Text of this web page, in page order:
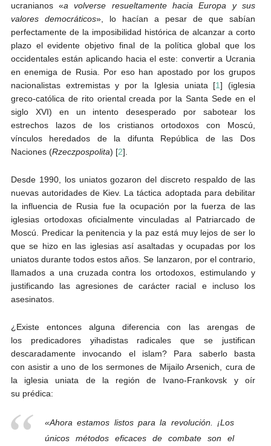
ucranianos «a volverse resueltamente hacia Europa y sus
valores democráticos», lo hacían a pesar de que sabían
perfectamente de la imposibilidad histórica de alcanzar a corto
plazo el evidente objetivo final de la política global que los
occidentales están aplicando hacia el este: convertir a Ucrania
en enemiga de Rusia. Por eso han apostado por los grupos
nacionalistas extremistas y por la Iglesia uniata [1] (iglesia
greco-católica de rito oriental creada por la Santa Sede en el
siglo XVI) en un intento desesperado por sabotear los
estrechos lazos de los cristianos ortodoxos con Moscú,
vínculos heredados de la difunta República de las Dos
Naciones (Rzeczpospolita) [2].
Desde 1990, los uniatos gozaron del discreto respaldo de las
nuevas autoridades de Kiev. La táctica adoptada para debilitar
la influencia de Rusia fue la ocupación por la fuerza de las
iglesias ortodoxas oficialmente vinculadas al Patriarcado de
Moscú. Predicar la penitencia y la paz está muy lejos de ser lo
que se hizo en las iglesias así asaltadas y ocupadas por los
uniatos durante todos estos años. Se lanzaron, por el contrario,
llamados a una cruzada contra los ortodoxos, estimulando y
justificando las agresiones de carácter racial e incluso los
asesinatos.
¿Existe entonces alguna diferencia con las arengas de
los predicadores yihadistas radicales que se justifican
descaradamente invocando el islam? Para saberlo basta
con asistir a uno de los sermones de Mijailo Arsenich, cura de
la iglesia uniata de la región de Ivano-Frankovsk y oír
su prédica:
«Ahora estamos listos para la revolución. ¡Los
únicos métodos eficaces de combate son el